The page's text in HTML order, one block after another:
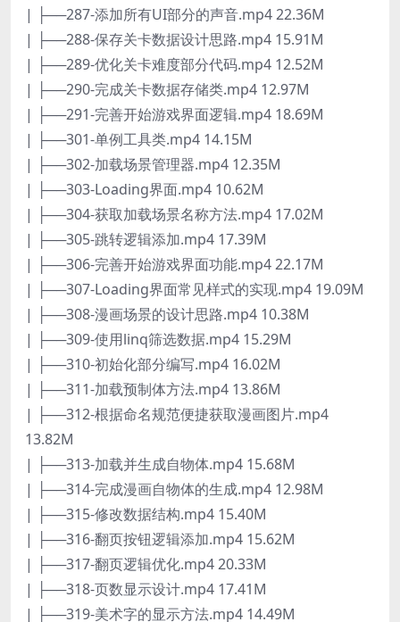
| ├──287-添加所有UI部分的声音.mp4 22.36M
| ├──288-保存关卡数据设计思路.mp4 15.91M
| ├──289-优化关卡难度部分代码.mp4 12.52M
| ├──290-完成关卡数据存储类.mp4 12.97M
| ├──291-完善开始游戏界面逻辑.mp4 18.69M
| ├──301-单例工具类.mp4 14.15M
| ├──302-加载场景管理器.mp4 12.35M
| ├──303-Loading界面.mp4 10.62M
| ├──304-获取加载场景名称方法.mp4 17.02M
| ├──305-跳转逻辑添加.mp4 17.39M
| ├──306-完善开始游戏界面功能.mp4 22.17M
| ├──307-Loading界面常见样式的实现.mp4 19.09M
| ├──308-漫画场景的设计思路.mp4 10.38M
| ├──309-使用linq筛选数据.mp4 15.29M
| ├──310-初始化部分编写.mp4 16.02M
| ├──311-加载预制体方法.mp4 13.86M
| ├──312-根据命名规范便捷获取漫画图片.mp4
13.82M
| ├──313-加载并生成自物体.mp4 15.68M
| ├──314-完成漫画自物体的生成.mp4 12.98M
| ├──315-修改数据结构.mp4 15.40M
| ├──316-翻页按钮逻辑添加.mp4 15.62M
| ├──317-翻页逻辑优化.mp4 20.33M
| ├──318-页数显示设计.mp4 17.41M
| ├──319-美术字的显示方法.mp4 14.49M